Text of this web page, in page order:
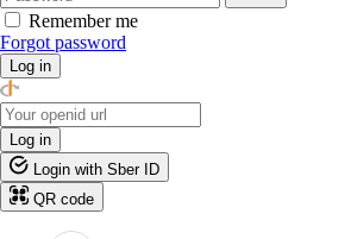
Remember me
Forgot password
Log in
Log in
Login with Sber ID
QR code